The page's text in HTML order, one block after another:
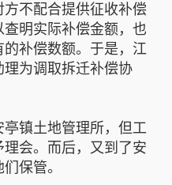
不配合提供征收补偿
明实际补偿金额，也
补偿数额。于是，江
为调取拆迁补偿协
镇土地管理所，但工
会。而后，又到了安
保管。